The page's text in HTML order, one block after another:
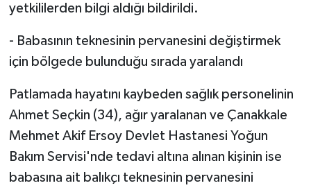
yetkililerden bilgi aldığı bildirildi.
- Babasının teknesinin pervanesini değiştirmek
için bölgede bulunduğu sırada yaralandı
Patlamada hayatını kaybeden sağlık personelinin
Ahmet Seçkin (34), ağır yaralanan ve Çanakkale
Mehmet Akif Ersoy Devlet Hastanesi Yoğun
Bakım Servisi'nde tedavi altına alınan kişinin ise
babasına ait balıkçı teknesinin pervanesini